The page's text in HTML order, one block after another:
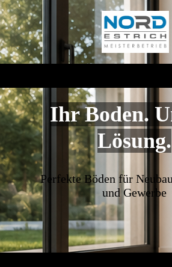
Ihr Boden.
Lösung.
Perfekte Böden für
und Gewerbe